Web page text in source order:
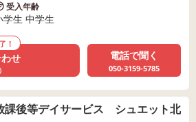
受入年齢
学生 中学生
！
せ 電話で聞く
050-3159-5785
課後等デイサービス シュエット北